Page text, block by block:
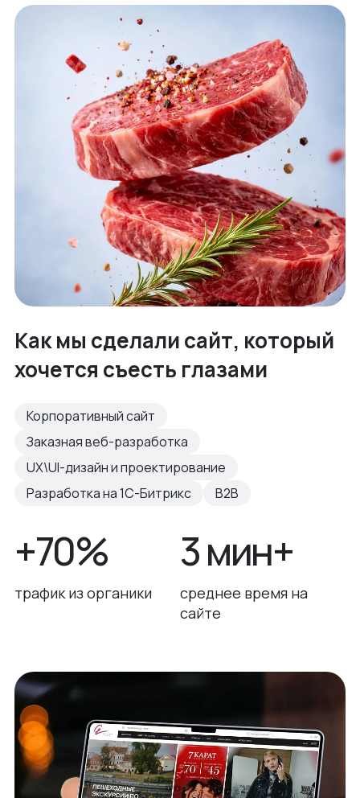
Как мы сделали сайт, который
хочется съесть глазами
Корпоративный сайт
Заказная веб-разработка
UX\UI-дизайн и проектирование
Разработка на 1С-Битрикс
B2B
+70%
трафик из органики
3 мин+
среднее время на
сайте